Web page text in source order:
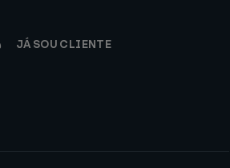
JÁ SOU CLIENTE